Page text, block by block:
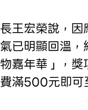
王宏榮說，
已明顯回溫
嘉年華」，
滿500元即可